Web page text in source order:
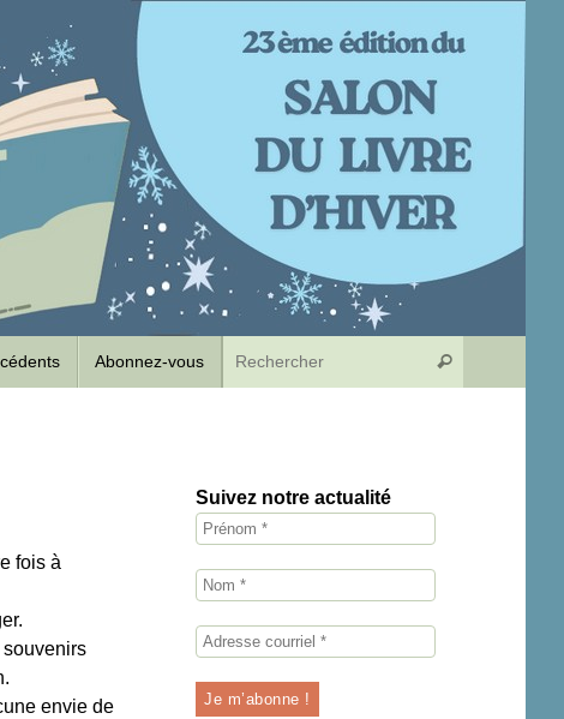
Abonnez-vous Rechercher
fois à
souvenirs
envie de
Suivez notre actualité